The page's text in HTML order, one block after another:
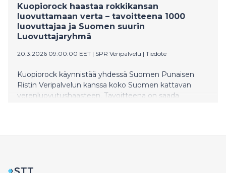
Kuopiorock haastaa rokkikansan
luovuttamaan verta – tavoitteena 1000
luovuttajaa ja Suomen suurin
Luovuttajaryhmä
20.3.2026 09:00:00 EET | SPR Veripalvelu | Tiedote
Kuopiorock käynnistää yhdessä Suomen Punaisen
Ristin Veripalvelun kanssa koko Suomen kattavan
verenluovutushaasteen. Tavoitteena on saada